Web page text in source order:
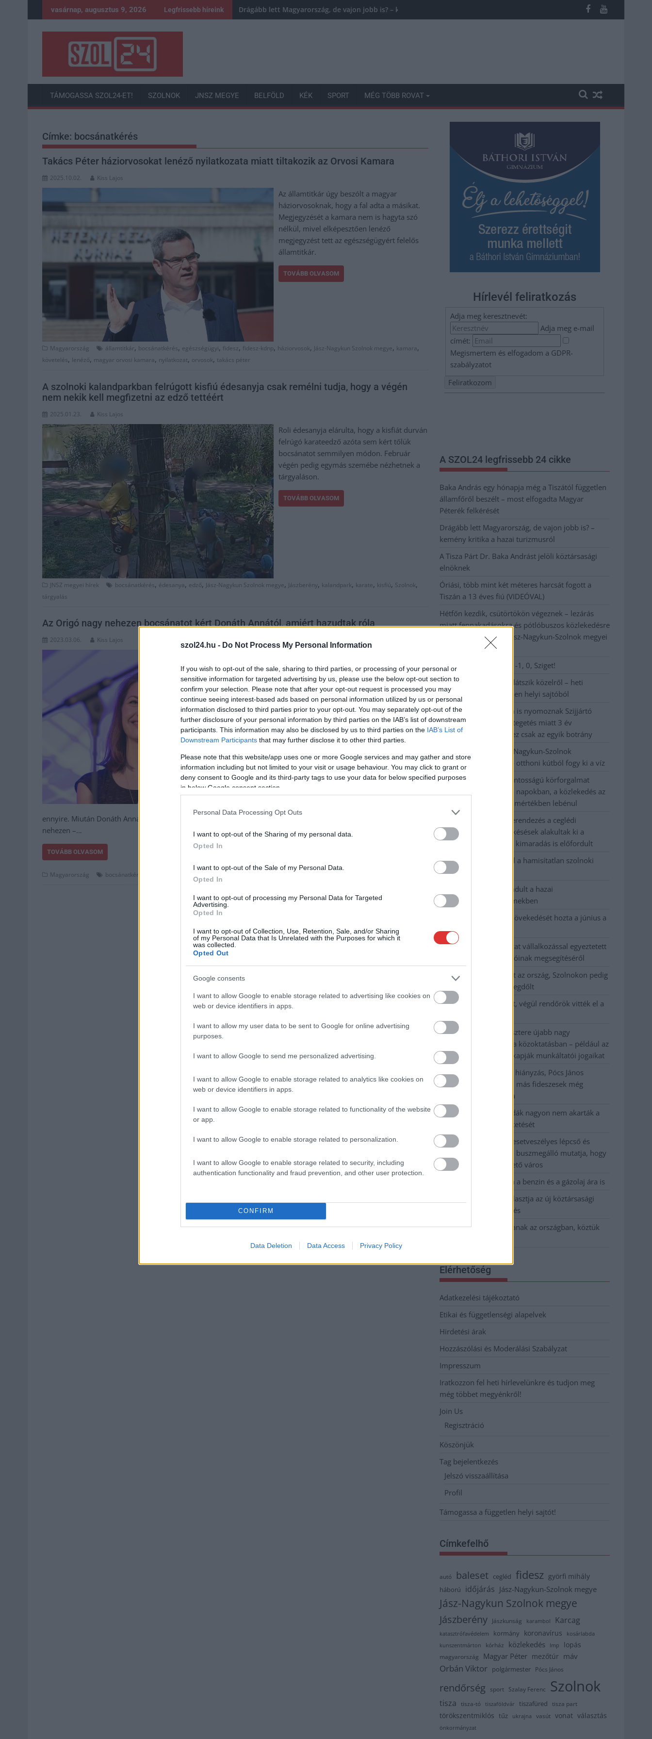
szol24.hu - Do Not Process My Personal Information
If you wish to opt-out of the sale, sharing to third parties, or processing of your personal or
sensitive information for targeted advertising by us, please use the below opt-out section to
confirm your selection. Please note that after your opt-out request is processed you may
continue seeing interest-based ads based on personal information utilized by us or personal
information disclosed to third parties prior to your opt-out. You may separately opt-out of the
further disclosure of your personal information by third parties on the IAB’s list of downstream
participants. This information may also be disclosed by us to third parties on the IAB’s List of
Downstream Participants that may further disclose it to other third parties.
Please note that this website/app uses one or more Google services and may gather and store
information including but not limited to your visit or usage behaviour. You may click to grant or
deny consent to Google and its third-party tags to use your data for below specified purposes
in below Google consent section.
Personal Data Processing Opt Outs
I want to opt-out of the Sharing of my personal data.
Opted In
I want to opt-out of the Sale of my Personal Data.
Opted In
I want to opt-out of processing my Personal Data for Targeted
Advertising.
Opted In
I want to opt-out of Collection, Use, Retention, Sale, and/or Sharing
of my Personal Data that Is Unrelated with the Purposes for which it
was collected.
Opted Out
Google consents
I want to allow Google to enable storage related to advertising like cookies on
web or device identifiers in apps.
I want to allow my user data to be sent to Google for online advertising
purposes.
I want to allow Google to send me personalized advertising.
I want to allow Google to enable storage related to analytics like cookies on
web or device identifiers in apps.
I want to allow Google to enable storage related to functionality of the website
or app.
I want to allow Google to enable storage related to personalization.
I want to allow Google to enable storage related to security, including
authentication functionality and fraud prevention, and other user protection.
CONFIRM
Data Deletion Data Access Privacy Policy
to
vasárnap, augusztus 9, 2026 Legfrissebb híreink Drágább lett Magyarország, de vajon jobb is? – kemény kritika a hazai turizmusról
TÁMOGASSA SZOL24-ET! SZOLNOK JNSZ MEGYE BELFÖLD KÉK SPORT MÉG TÖBB ROVAT
Címke: bocsánatkérés
Takács Péter háziorvosokat lenéző nyilatkozata miatt tiltakozik az Orvosi Kamara
2025.10.02. Kiss Lajos
Az államtitkár úgy beszólt a magyar
háziorvosoknak, hogy a fal adta a másikat.
Megjegyzését a kamara nem is hagyta szó
nélkül, mivel elképesztően lenéző
megjegyzést tett az egészségügyért felelős
államtitkár.
TOVÁBB OLVASOM
Magyarország államtitkár, bocsánatkérés, egészségügyi, fidesz, fidesz-kdnp, háziorvosok, Jász-Nagykun Szolnok megye, kamara,
követelés, lenéző, magyar orvosi kamara, nyilatkozat, orvosok, takács péter
A szolnoki kalandparkban felrúgott kisfiú édesanyja csak remélni tudja, hogy a végén
nem nekik kell megfizetni az edző tettéért
2025.01.23. Kiss Lajos
Roli édesanyja elárulta, hogy a kisfiát durván
felrúgó karateedző azóta sem kért tőlük
bocsánatot semmilyen módon. Február
végén pedig egymás szemébe nézhetnek a
tárgyaláson.
TOVÁBB OLVASOM
JNSZ megyei hírek bocsánatkérés, édesanya, edző, Jász-Nagykun Szolnok megye, Jászberény, kalandpark, karate, kisfiú, Szolnok,
tárgyalás
Az Origó nagy nehezen bocsánatot kért Donáth Annától, amiért hazudtak róla
2023.03.06. Kiss Lajos
kormánypárti sajtó több gyorstüzelő
fegyverét, köztük a Ripostot, a TV2-t és az
Origót is, amiért teljes valótlanságokat
állítottak Donáth Annáról és besározták az
ellenzéki politikust. Egyelőre még csak az
Origó tett eleget ennek, de ők is jócskán
határidőn túl, miután a politikus már
teljesen nélkülöző állításokat ugyanis igen
gyorsan közzéteszik a fideszes
médiapropaganda tagjai, de az elvesztett
perek utáni helyreigazításokat és
ennyire. Miután Donáth Anna múlt hétfőn végrehajtókat küldött a Mediaworksre és a TV2-re, az Origo nagy
nehezen –…
TOVÁBB OLVASOM
Magyarország bocsánatkérés fidesz origo
Hírlevél feliratkozás
Adja meg keresztnevét:
Adja meg e-mail
címét:
Megismertem és elfogadom a GDPR-
szabályzatot
A SZOL24 legfrissebb 24 cikke
Baka András egy hónapja még a Tiszától független
államfőről beszélt – most elfogadta Magyar
Péterék felkérését
Drágább lett Magyarország, de vajon jobb is? –
kemény kritika a hazai turizmusról
A Tisza Párt Dr. Baka Andrást jelöli köztársasági
elnöknek
Óriási, több mint két méteres harcsát fogott a
Tiszán a 13 éves fiú (VIDEÓVAL)
Hétfőn kezdik, csütörtökön végeznek – lezárás
miatt fennakadásokra és pótlóbuszos közlekedésre
számítsunk az egyik Jász-Nagykun-Szolnok megyei
Visszaszámlálás indul: -1, 0, Sziget!
Magyarország jobban látszik közelről – heti
médiaszemle a független helyi sajtóból
Már magasabb szinten is nyomoznak Szijjártó
büntetőügyében, vesztegetés miatt 3 év
letöltendőt kaphat és ez csak az egyik botrány
Problémák egész Jász-Nagykun-Szolnok
megyében: egyre több otthoni kútból fogy ki a víz
Szolnokon egy kulcsfontosságú körforgalmat
részlegesen lezárnak a napokban, a közlekedés az
átlagost is meghaladó mértékben lebénul
Elromlott a biztosítóberendezés a ceglédi
vasútvonalon, alapos késések alakultak ki a
menetrendhez képest, kimaradás is előfordult
Ön szerint hogy készül a hamisítatlan szolnoki
habos isler?
Országos ellenőrzés indult a hazai
akkumulátoripari üzemekben
Az idei év leglassabb növekedését hozta a június a
kiskereskedelemben
Györfi Mihály több tucat vállalkozással egyeztetett
a kerékpárgyár dolgozóinak megsegítéséről
41 fok fölé forrósodott az ország, Szolnokon pedig
egy másik rekord is megdőlt
Egy telefonhívást akart, végül rendőrök vitték el a
A Tisza kormány minisztere újabb nagy
változásokról döntött a közoktatásban – például az
iskolaigazgatók visszakapják munkáltatói jogaikat
Sok volt az igazolatlan hiányzás, Pócs János
fizetéslevonást kapott, más fideszesek még
kevesebbet vittek haza
A Szolnok megyei gazdák nagyon nem akarták a
JÉGER további üzemeltetését
Csendélet 5.0: alig balesetveszélyes lépcső és
remek állapotban levő buszmegálló mutatja, hogy
Szolnok mennyire élhető város
Pénteken újra csökken a benzin és a gázolaj ára is
Napokon belül megválasztja az új köztársasági
elnököt az Országgyűlés
Kiterjedt tüzek pusztítanak az országban, köztük
Elérhetőség
Adatkezelési tájékoztató
Etikai és függetlenségi alapelvek
Hirdetési árak
Hozzászólási és Moderálási Szabályzat
Impresszum
Iratkozzon fel heti hírlevelünkre és tudjon meg
még többet megyénkről!
Join Us
Regisztráció
Köszönjük
Tag bejelentkezés
Jelszó visszaállítása
Profil
Támogassa a független helyi sajtót!
Címkefelhő
autó baleset cegléd fidesz györfi mihály
háború időjárás Jász-Nagykun-Szolnok megye
Jász-Nagykun Szolnok megye
Jászberény Jászkunság karambol Karcag
katasztrófavédelem kormány koronavírus
kosárlabda
kunszentmárton
kórház közlekedés lmp lopás
magyarország Magyar Péter mezőtúr máv
Orbán Viktor polgármester Pócs János
rendőrség sport Szalay Ferenc Szolnok
tisza tisza-tó tiszaföldvár tiszafüred tisza part
törökszentmiklós tűz ukrajna vasút vonat választás
önkormányzat